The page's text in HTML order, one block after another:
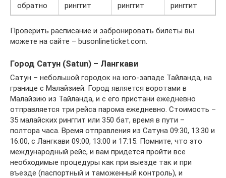
обратно
ринггит
ринггит
ринггит
Проверить расписание и забронировать билеты вы
можете на сайте – busonlineticket.com.
Город Сатун (Satun) – Лангкави
Сатун – небольшой городок на юго-западе Тайланда, на
границе с Малайзией. Город является воротами в
Малайзию из Тайланда, и с его пристани ежедневно
отправляется три рейса парома ежедневно. Стоимость –
35 малайских ринггит или 350 бат, время в пути –
полтора часа. Время отправления из Сатуна 09:30, 13:30 и
16:00, с Лангкави 09:00, 13:00 и 17:15. Помните, что это
международный рейс, и вам придется пройти все
необходимые процедуры как при выезде так и при
въезде (паспортный и таможенный контроль), и